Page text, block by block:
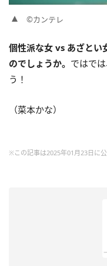
©カンテレ
個性派な女 vs あざとい
のでしょうか。 ではで
う！
（菜本かな）
※この記事は2025年01月23日に